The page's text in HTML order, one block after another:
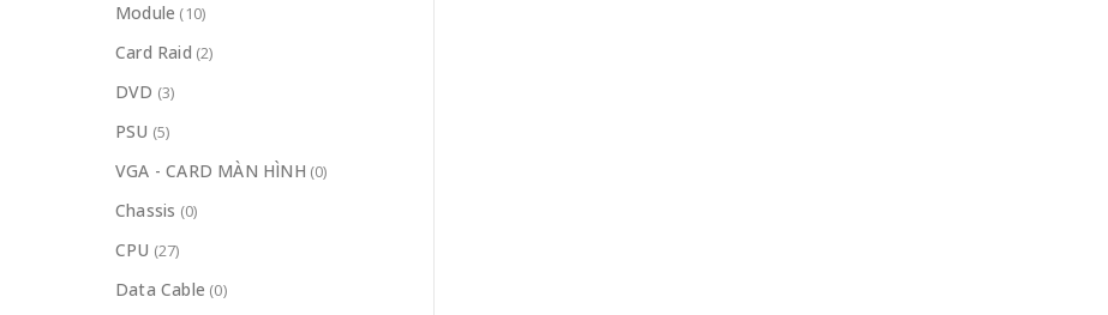
Module (10)
Card Raid (2)
DVD (3)
PSU (5)
VGA - CARD MÀN HÌNH (0)
Chassis (0)
CPU (27)
Data Cable (0)